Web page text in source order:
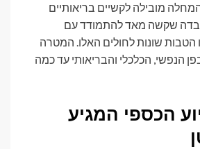
מובילה לקשיים בריאותיים
שקשה מאד להתמודד עם
הטבות שונות לחולים האלו. המטרה
הנפשי, הכלכלי והבריאותי עד כמה
הכספי המגיע